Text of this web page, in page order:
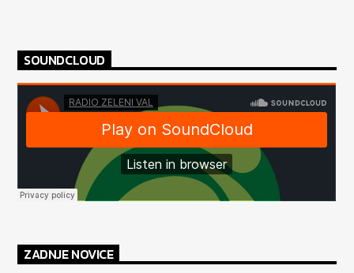
SOUNDCLOUD
ZADNJE NOVICE